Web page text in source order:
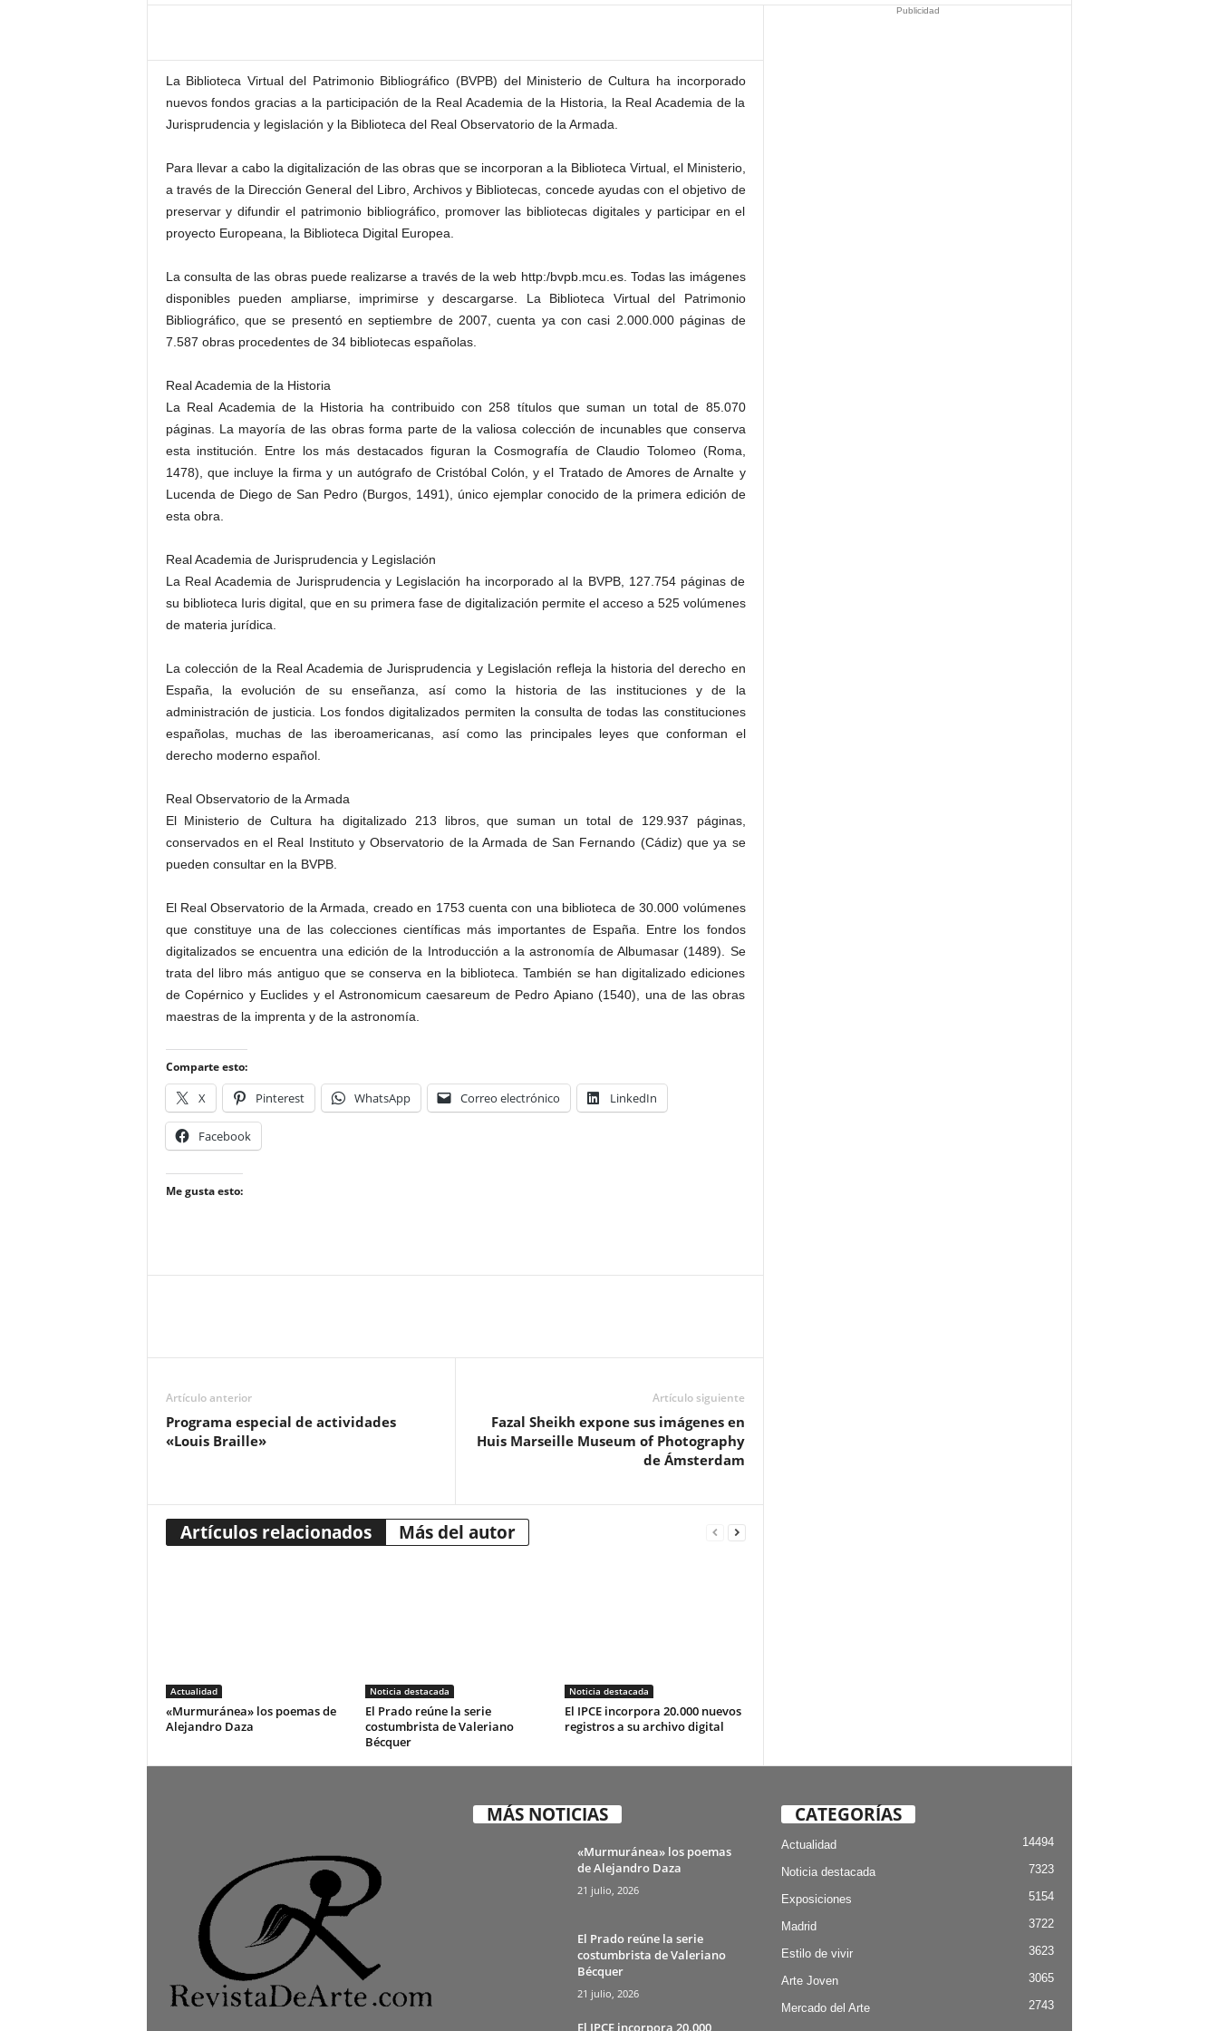
La Biblioteca Virtual del Patrimonio Bibliográfico (BVPB) del Ministerio de Cultura ha incorporado
nuevos fondos gracias a la participación de la Real Academia de la Historia, la Real Academia de la
Jurisprudencia y legislación y la Biblioteca del Real Observatorio de la Armada.
Para llevar a cabo la digitalización de las obras que se incorporan a la Biblioteca Virtual, el Ministerio,
a través de la Dirección General del Libro, Archivos y Bibliotecas, concede ayudas con el objetivo de
preservar y difundir el patrimonio bibliográfico, promover las bibliotecas digitales y participar en el
proyecto Europeana, la Biblioteca Digital Europea.
La consulta de las obras puede realizarse a través de la web http:/bvpb.mcu.es. Todas las imágenes
disponibles pueden ampliarse, imprimirse y descargarse. La Biblioteca Virtual del Patrimonio
Bibliográfico, que se presentó en septiembre de 2007, cuenta ya con casi 2.000.000 páginas de
7.587 obras procedentes de 34 bibliotecas españolas.
Real Academia de la Historia
La Real Academia de la Historia ha contribuido con 258 títulos que suman un total de 85.070
páginas. La mayoría de las obras forma parte de la valiosa colección de incunables que conserva
esta institución. Entre los más destacados figuran la Cosmografía de Claudio Tolomeo (Roma,
1478), que incluye la firma y un autógrafo de Cristóbal Colón, y el Tratado de Amores de Arnalte y
Lucenda de Diego de San Pedro (Burgos, 1491), único ejemplar conocido de la primera edición de
esta obra.
Real Academia de Jurisprudencia y Legislación
La Real Academia de Jurisprudencia y Legislación ha incorporado al la BVPB, 127.754 páginas de
su biblioteca Iuris digital, que en su primera fase de digitalización permite el acceso a 525 volúmenes
de materia jurídica.
La colección de la Real Academia de Jurisprudencia y Legislación refleja la historia del derecho en
España, la evolución de su enseñanza, así como la historia de las instituciones y de la
administración de justicia. Los fondos digitalizados permiten la consulta de todas las constituciones
españolas, muchas de las iberoamericanas, así como las principales leyes que conforman el
derecho moderno español.
Real Observatorio de la Armada
El Ministerio de Cultura ha digitalizado 213 libros, que suman un total de 129.937 páginas,
conservados en el Real Instituto y Observatorio de la Armada de San Fernando (Cádiz) que ya se
pueden consultar en la BVPB.
El Real Observatorio de la Armada, creado en 1753 cuenta con una biblioteca de 30.000 volúmenes
que constituye una de las colecciones científicas más importantes de España. Entre los fondos
digitalizados se encuentra una edición de la Introducción a la astronomía de Albumasar (1489). Se
trata del libro más antiguo que se conserva en la biblioteca. También se han digitalizado ediciones
de Copérnico y Euclides y el Astronomicum caesareum de Pedro Apiano (1540), una de las obras
maestras de la imprenta y de la astronomía.
Comparte esto:
X Pinterest WhatsApp Correo electrónico LinkedIn
Facebook
Me gusta esto:
Artículo anterior
Programa especial de actividades
«Louis Braille»
Artículo siguiente
Fazal Sheikh expone sus imágenes en
Huis Marseille Museum of Photography
de Ámsterdam
Artículos relacionados Más del autor
Actualidad
«Murmuránea» los poemas de
Alejandro Daza
Noticia destacada
El Prado reúne la serie
costumbrista de Valeriano
Bécquer
Noticia destacada
El IPCE incorpora 20.000 nuevos
registros a su archivo digital
Publicidad
MÁS NOTICIAS
«Murmuránea» los poemas
de Alejandro Daza
21 julio, 2026
El Prado reúne la serie
costumbrista de Valeriano
Bécquer
21 julio, 2026
El IPCE incorpora 20.000
CATEGORÍAS
Actualidad 14494
Noticia destacada 7323
Exposiciones 5154
Madrid 3722
Estilo de vivir 3623
Arte Joven 3065
Mercado del Arte 2743